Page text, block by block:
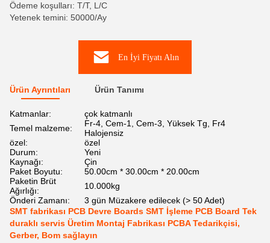
Ödeme koşulları: T/T, L/C
Yetenek temini: 50000/Ay
En İyi Fiyatı Alın
Ürün Ayrıntıları Ürün Tanımı
Katmanlar:
çok katmanlı
Temel malzeme:
Fr-4, Cem-1, Cem-3, Yüksek Tg, Fr4
Halojensiz
özel:
özel
Durum:
Yeni
Kaynağı:
Çin
Paket Boyutu:
50.00cm * 30.00cm * 20.00cm
Paketin Brüt
Ağırlığı:
10.000kg
Önderi Zamanı:
3 gün Müzakere edilecek (> 50 Adet)
SMT fabrikası PCB Devre Boards SMT İşleme PCB Board Tek
duraklı servis Üretim Montaj Fabrikası PCBA Tedarikçisi,
Gerber, Bom sağlayın